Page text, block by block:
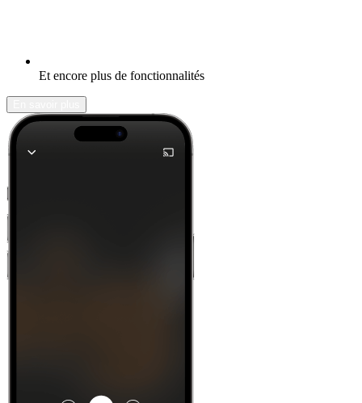
Et encore plus de fonctionnalités